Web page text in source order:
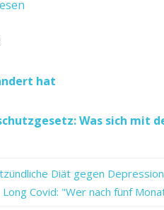
hat
Was sich mit
Diät gegen
Nächster
Long Covid: "Wer nach fünf